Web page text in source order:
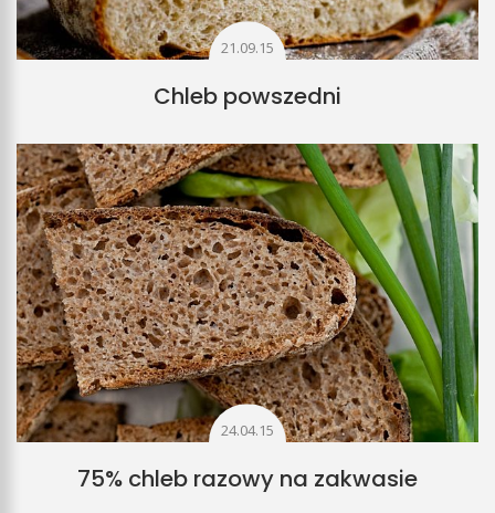
21.09.15
Chleb powszedni
24.04.15
75% chleb razowy na zakwasie